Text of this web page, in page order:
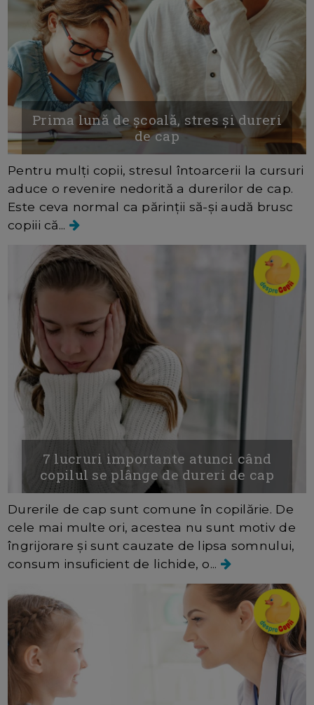
Prima lună de școală, stres și dureri
de cap
Pentru mulți copii, stresul întoarcerii la cursuri
aduce o revenire nedorită a durerilor de cap.
Este ceva normal ca părinții să-și audă brusc
copiii că...
7 lucruri importante atunci când
copilul se plânge de dureri de cap
Durerile de cap sunt comune în copilărie. De
cele mai multe ori, acestea nu sunt motiv de
îngrijorare și sunt cauzate de lipsa somnului,
consum insuficient de lichide, o...